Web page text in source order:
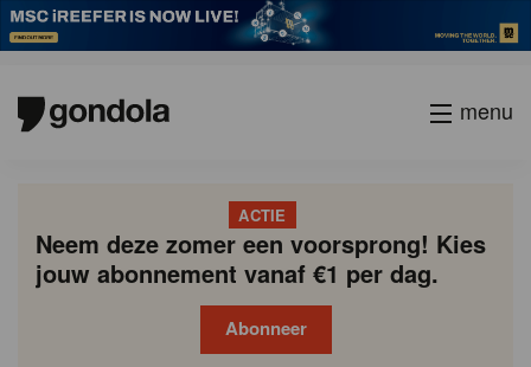
menu
ACTIE
Neem deze zomer een voorsprong! Kies
jouw abonnement vanaf €1 per dag.
Abonneer